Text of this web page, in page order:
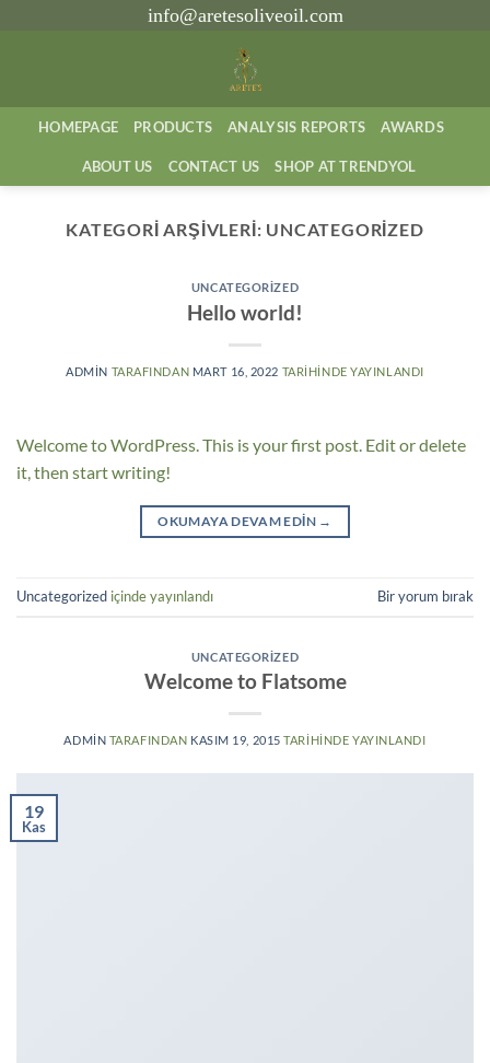
info@aretesoliveoil.com
HOMEPAGE PRODUCTS ANALYSIS REPORTS AWARDS
ABOUT US CONTACT US SHOP AT TRENDYOL
KATEGORI ARŞIVLERI: UNCATEGORIZED
UNCATEGORIZED
Hello world!
ADMIN TARAFINDAN MART 16, 2022 TARIHINDE YAYINLANDI
Welcome to WordPress. This is your first post. Edit or delete
it, then start writing!
OKUMAYA DEVAM EDIN →
Uncategorized içinde yayınlandı Bir yorum bırak
UNCATEGORIZED
Welcome to Flatsome
ADMIN TARAFINDAN KASIM 19, 2015 TARIHINDE YAYINLANDI
19
Kas